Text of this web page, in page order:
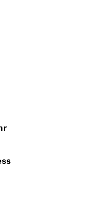
von der A 15
die B 115